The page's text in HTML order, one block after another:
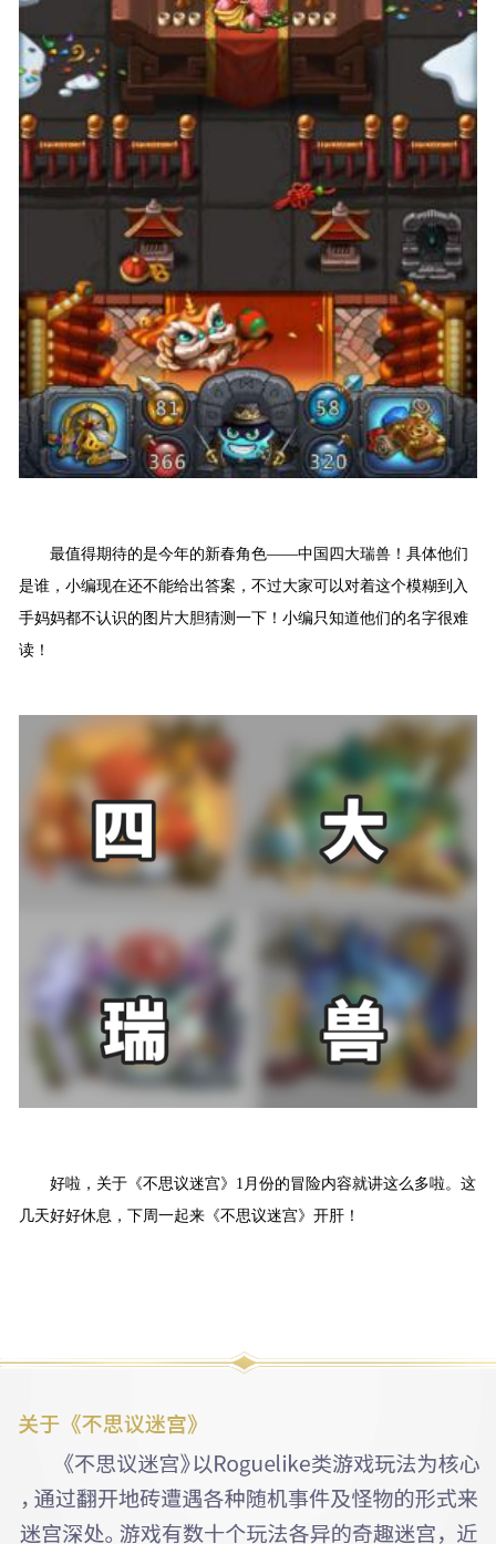
最值得期待的是今年的新春角色——中国四大瑞兽！具体他们
是谁，小编现在还不能给出答案，不过大家可以对着这个模糊到入
手妈妈都不认识的图片大胆猜测一下！小编只知道他们的名字很难
读！
好啦，关于《不思议迷宫》1月份的冒险内容就讲这么多啦。这
几天好好休息，下周一起来《不思议迷宫》开肝！